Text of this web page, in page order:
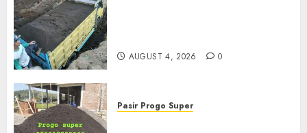
AUGUST 4, 2026 0
Pasir Progo Super